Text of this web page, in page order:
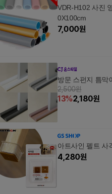
VDR-H102 사진
0X100cm
7,000원
방문 스펀지 틈막
2,500원
13%2,180원
아트사인 펠트 사
4,280원